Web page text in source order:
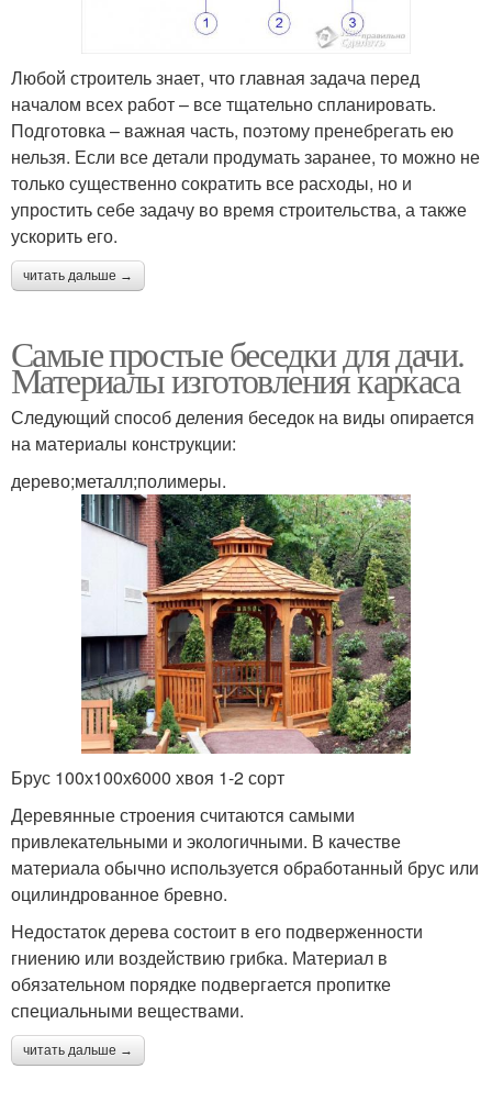
Любой строитель знает, что главная задача перед
началом всех работ – все тщательно спланировать.
Подготовка – важная часть, поэтому пренебрегать ею
нельзя. Если все детали продумать заранее, то можно не
только существенно сократить все расходы, но и
упростить себе задачу во время строительства, а также
ускорить его.
читать дальше →
Самые простые беседки для дачи.
Материалы изготовления каркаса
Следующий способ деления беседок на виды опирается
на материалы конструкции:
дерево;металл;полимеры.
Брус 100х100х6000 хвоя 1-2 сорт
Деревянные строения считаются самыми
привлекательными и экологичными. В качестве
материала обычно используется обработанный брус или
оцилиндрованное бревно.
Недостаток дерева состоит в его подверженности
гниению или воздействию грибка. Материал в
обязательном порядке подвергается пропитке
специальными веществами.
читать дальше →